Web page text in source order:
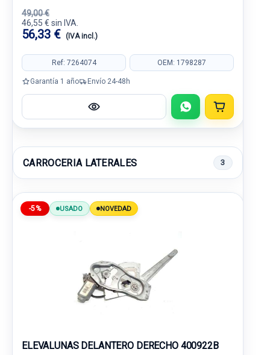
49,00 €
46,55 € sin IVA.
56,33 € (IVA incl.)
Ref: 7264074 OEM: 1798287
Garantía 1 año Envío 24-48h
CARROCERIA LATERALES 3
-5% USADO NOVEDAD
ELEVALUNAS DELANTERO DERECHO 400922B